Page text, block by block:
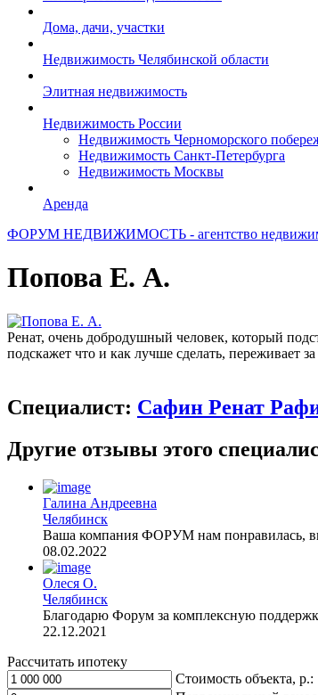
Дома, дачи, участки
Недвижимость Челябинской области
Элитная недвижимость
Недвижимость России
Недвижимость Черноморского
Недвижимость Санкт-Петербурга
Недвижимость Москвы
Аренда
ФОРУМ НЕДВИЖИМОСТЬ - агентство
Попова Е. А.
Ренат, очень добродушный человек, который
подскажет что и как лучше сделать, переживает
Специалист: Сафин Ренат
Другие отзывы этого
Галина Андреевна
Челябинск
Ваша компания ФОРУМ нам понравилась,
08.02.2022
Олеся О.
Челябинск
Благодарю Форум за комплексную
22.12.2021
Рассчитать ипотеку
Стоимость объекта, р.: